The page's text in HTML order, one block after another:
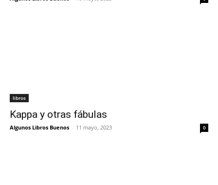
libros
Kappa y otras fábulas
Algunos Libros Buenos - 11 mayo, 2023 0